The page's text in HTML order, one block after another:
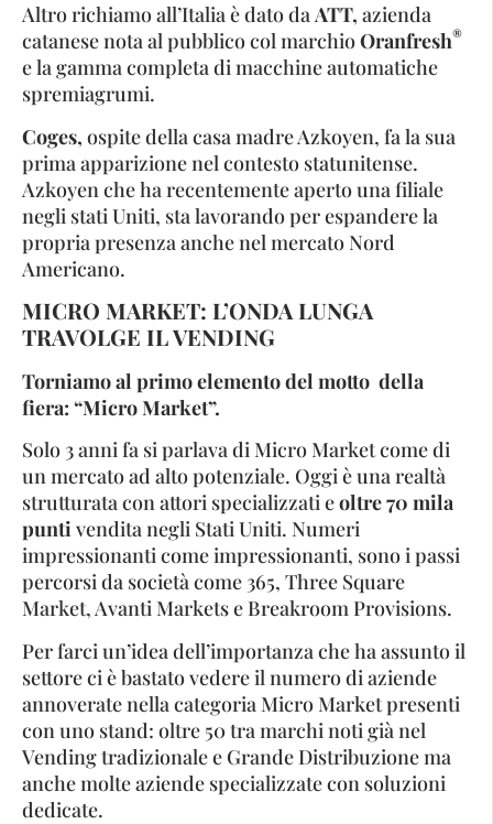
Altro richiamo all’Italia è dato daATT, azienda
catanese nota al pubblico col marchioOranfresh®
e la gamma completa di macchine automatiche
spremiagrumi.
Coges, ospite della casa madre Azkoyen, fa la sua
prima apparizione nel contesto statunitense.
Azkoyen che ha recentemente aperto una filiale
negli stati Uniti, sta lavorando per espandere la
propria presenza anche nel mercato Nord
Americano.
MICRO MARKET: L’ONDA LUNGA
TRAVOLGE IL VENDING
Torniamo al primo elemento del motto della
fiera: “Micro Market”.
Solo 3 anni fa si parlava di Micro Market come di
un mercato ad alto potenziale. Oggi è una realtà
strutturata con attori specializzati eoltre 70 mila
puntivendita negli Stati Uniti. Numeri
impressionanti come impressionanti, sono i passi
percorsi da società come 365, Three Square
Market, Avanti Markets e Breakroom Provisions.
Per farci un’idea dell’importanza che ha assunto il
settore ci è bastato vedere il numero di aziende
annoverate nella categoria Micro Market presenti
con uno stand: oltre 50 tra marchi noti già nel
Vending tradizionale e Grande Distribuzione ma
anche molte aziende specializzate con soluzioni
dedicate.